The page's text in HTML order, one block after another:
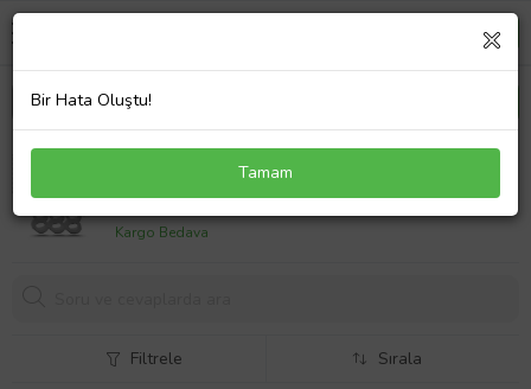
Gümüş 888 Melek Sayısı Kadın Kolye
479,05 TL
Kargo Bedava
Filtrele Sırala
Bir Hata Oluştu!
Tamam